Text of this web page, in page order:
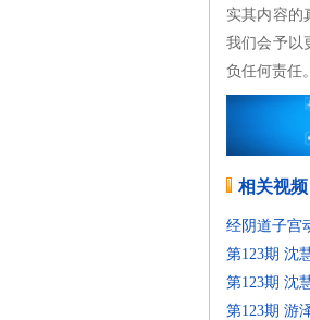
实其内容的
我们会予以
负任何责任。
相关视频
经阴道子宫
第123期 沈
第123期 沈
第123期 游